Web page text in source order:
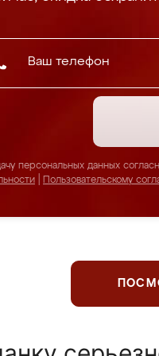
персональных данных
Пользовательскому